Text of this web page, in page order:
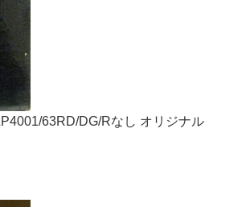
63RD/DG/Rなし オリジナル